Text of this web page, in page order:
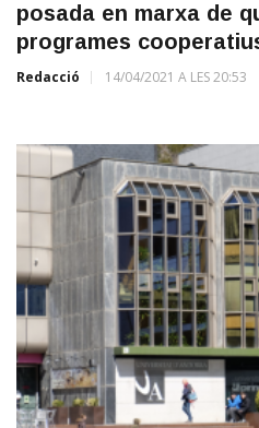
posada en marxa de
programes
Redacció 14/04/2021 A LES 20:53